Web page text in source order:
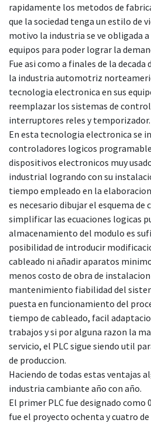
rapidamente los metodos de
que la sociedad tenga un estilo de
motivo la industria se ve obligada
equipos para poder lograr la
Fue asi como a finales de la decada
la industria automotriz
tecnologia electronica en sus
reemplazar los sistemas de
interruptores reles y temporizador.
En esta tecnologia electronica se
controladores logicos
dispositivos electronicos muy
industrial logrando con su
tiempo empleado en la
es necesario dibujar el esquema de
simplificar las ecuaciones logicas
almacenamiento del modulo es
posibilidad de introducir
cableado ni añadir aparatos
menos costo de obra de
mantenimiento fiabilidad del
puesta en funcionamiento del
tiempo de cableado, facil
trabajos y si por alguna razon la
servicio, el PLC sigue siendo util
de produccion.
Haciendo de todas estas ventajas
industria cambiante año con año.
El primer PLC fue designado como
fue el proyecto ochenta y cuatro de